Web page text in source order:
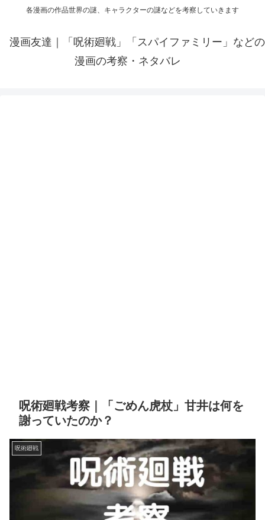
各漫画の作品世界の謎、キャラクターの謎などを考察していきます
漫画友達｜「呪術廻戦」「スパイファミリー」などの
漫画の考察・ネタバレ
呪術廻戦考察｜「ごめん虎杖」甘井は何を
謝っていたのか？
呪術廻戦